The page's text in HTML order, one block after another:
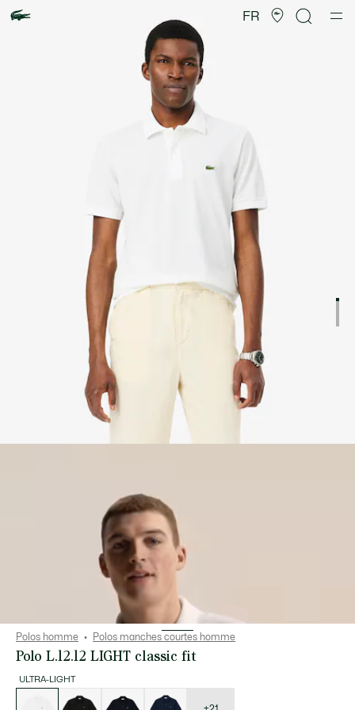
FR
d’images
produit
Polos homme Polos manches courtes homme
Polo L.12.12 LIGHT classic fit
ULTRA-LIGHT
déclinaisons